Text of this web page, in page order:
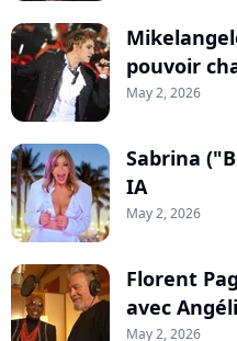
pouvoir
May 2, 2026
Sabrina
IA
May 2, 2026
Florent
avec
May 2, 2026